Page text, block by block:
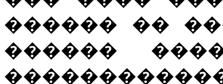
������ ��
������